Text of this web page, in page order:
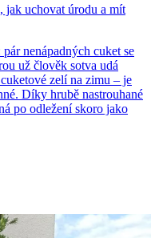
jak uchovat úrodu a mít
nenápadných cuket se
už člověk sotva udá
zelí na zimu – je
Díky hrubě nastrouhané
po odležení skoro jako